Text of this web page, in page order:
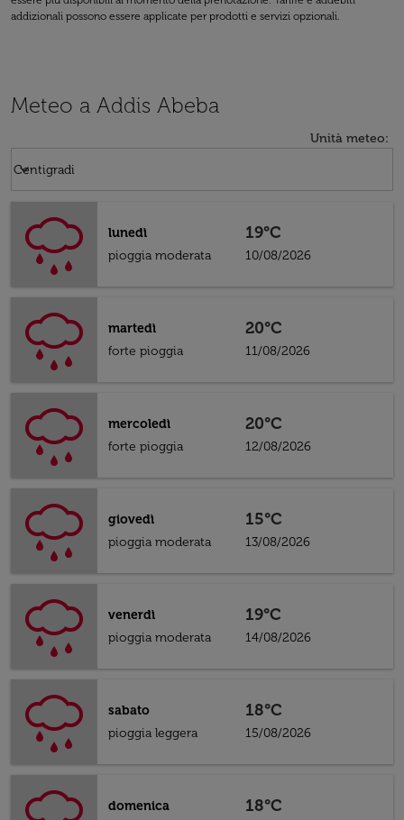
addizionali possono essere applicate per prodotti e servizi opzionali.
Meteo a Addis Abeba
Unità meteo:
Centigradi
keyboard_arrow_down
lunedì
pioggia moderata
19°C
10/08/2026
martedì
forte pioggia
20°C
11/08/2026
mercoledì
forte pioggia
20°C
12/08/2026
giovedì
pioggia moderata
15°C
13/08/2026
venerdì
pioggia moderata
19°C
14/08/2026
sabato
pioggia leggera
18°C
15/08/2026
domenica
18°C